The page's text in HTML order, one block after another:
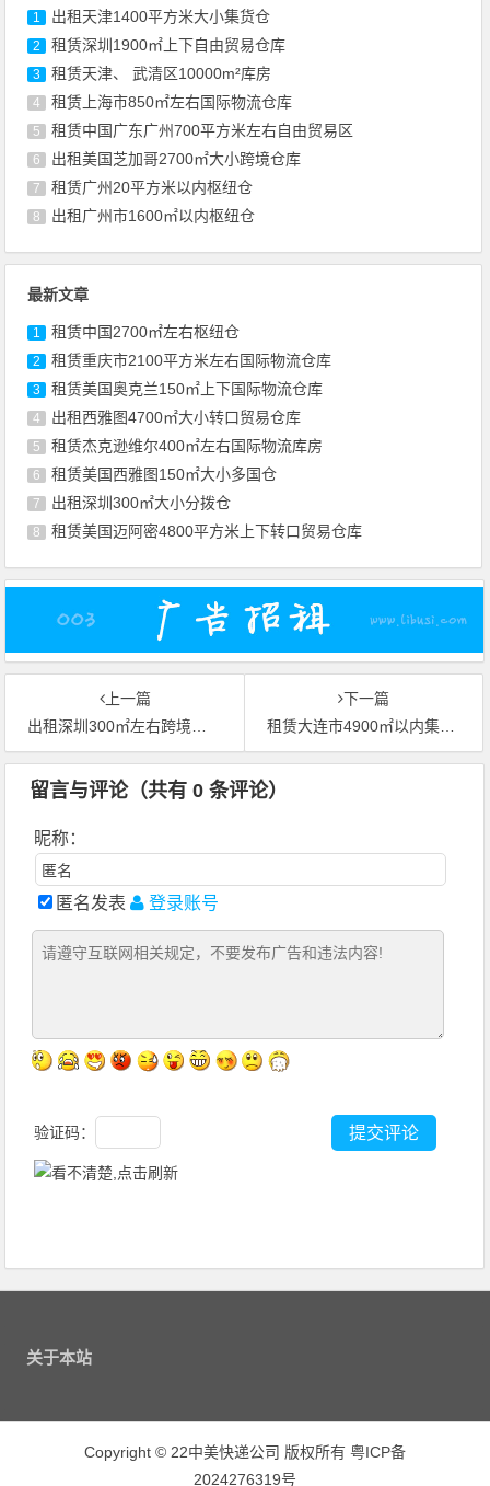
1 出租天津1400平方米大小集货仓
2 租赁深圳1900㎡上下自由贸易仓库
3 租赁天津、 武清区10000m²库房
4 租赁上海市850㎡左右国际物流仓库
5 租赁中国广东广州700平方米左右自由贸易区
6 出租美国芝加哥2700㎡大小跨境仓库
7 租赁广州20平方米以内枢纽仓
8 出租广州市1600㎡以内枢纽仓
最新文章
1 租赁中国2700㎡左右枢纽仓
2 租赁重庆市2100平方米左右国际物流仓库
3 租赁美国奥克兰150㎡上下国际物流仓库
4 出租西雅图4700㎡大小转口贸易仓库
5 租赁杰克逊维尔400㎡左右国际物流库房
6 租赁美国西雅图150㎡大小多国仓
7 出租深圳300㎡大小分拨仓
8 租赁美国迈阿密4800平方米上下转口贸易仓库
上一篇
出租深圳300㎡左右跨境仓库
下一篇
租赁大连市4900㎡以内集货仓
留言与评论（共有0 条评论）
昵称：
匿名发表 登录账号
验证码：
关于本站
Copyright © 22中美快递公司 版权所有 粤ICP备
2024276319号